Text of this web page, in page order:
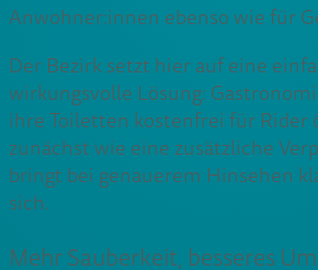
Anwohner:innen ebenso wie für
Der Bezirk setzt hier auf eine
wirkungsvolle Lösung:
ihre Toiletten kostenfrei für Rider
zunächst wie eine zusätzliche
bringt bei genauerem Hinsehen
sich.
Mehr Sauberkeit, besseres